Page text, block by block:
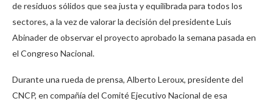
de residuos sólidos que sea justa y equilibrada para todos los
sectores, a la vez de valorar la decisión del presidente Luis
Abinader de observar el proyecto aprobado la semana pasada en
el Congreso Nacional.
Durante una rueda de prensa, Alberto Leroux, presidente del
CNCP, en compañía del Comité Ejecutivo Nacional de esa